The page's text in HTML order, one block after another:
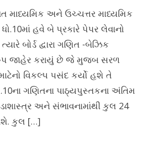
માધ્યમિક અને ઉચ્ચત્તર માધ્યમિક
ધો.10માં હવે બે પ્રકારે પેપર લેવાનો
બોર્ડ દ્વારા ગણિત -બેઝિક
જાહેર કરાયું છે જે મુજબ સરળ
માટેનો વિકલ્પ પસંદ કર્યો હશે તે
ગણિતના પાઠ્યપુસ્તકના અંતિમ
અને સંભાવનામાંથી કુલ 24
કુલ […]